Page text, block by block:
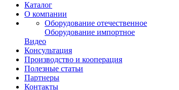
Каталог
О компании
Оборудование отечественное
Оборудование импортное
Видео
Консультация
Производство и кооперация
Полезные статьи
Партнеры
Контакты